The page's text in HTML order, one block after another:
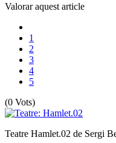
Valorar aquest article
1
2
3
4
5
(0 Vots)
Teatre Hamlet.02 de Sergi